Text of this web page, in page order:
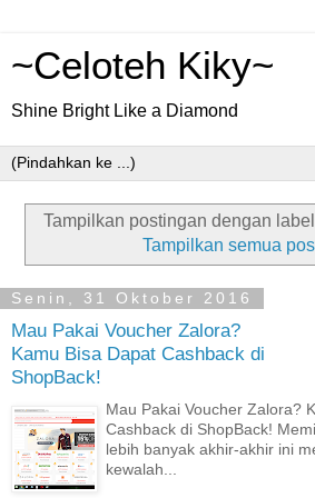
~Celoteh Kiky~
Shine Bright Like a Diamond
Tampilkan postingan dengan label
Tampilkan semua
Senin, 31 Oktober 2016
Mau Pakai Voucher Zalora?
Kamu Bisa Dapat Cashback di
ShopBack!
Mau Pakai Voucher Zalora?
Cashback di ShopBack!
lebih banyak akhir-akhir ini
kewalah...